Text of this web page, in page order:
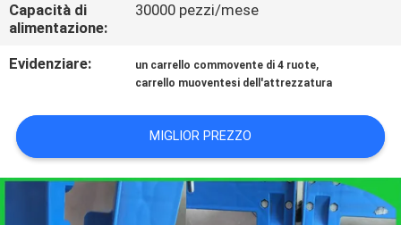
MAPPA
DEL
PRIVACY
POLICY
Capacità di
alimentazione:
30000 pezzi/mese
Evidenziare: un carrello commovente di 4 ruote,
carrello muoventesi dell'attrezzatura
MIGLIOR PREZZO